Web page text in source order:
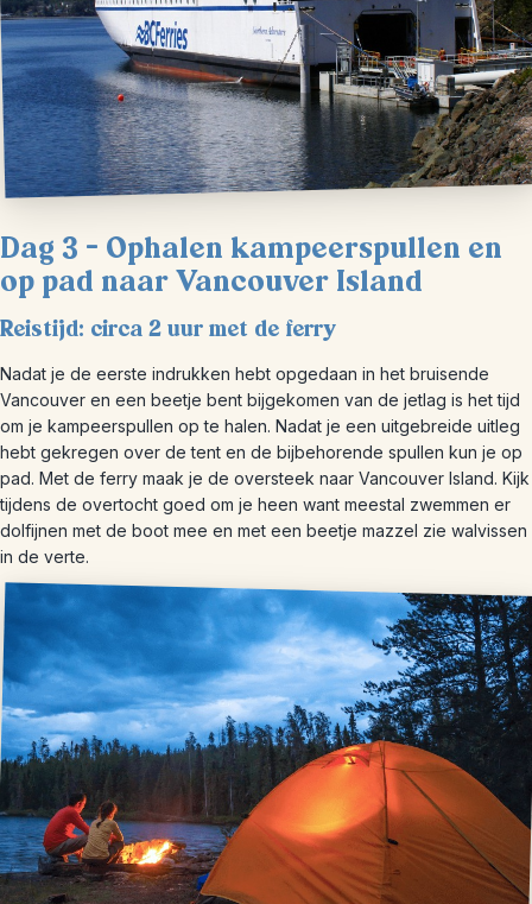
Dag 3 – Ophalen kampeerspullen en
op pad naar Vancouver Island
Reistijd: circa 2 uur met de ferry
Nadat je de eerste indrukken hebt opgedaan in het bruisende
Vancouver en een beetje bent bijgekomen van de jetlag is het tijd
om je kampeerspullen op te halen. Nadat je een uitgebreide uitleg
hebt gekregen over de tent en de bijbehorende spullen kun je op
pad. Met de ferry maak je de oversteek naar Vancouver Island. Kijk
tijdens de overtocht goed om je heen want meestal zwemmen er
dolfijnen met de boot mee en met een beetje mazzel zie walvissen
in de verte.